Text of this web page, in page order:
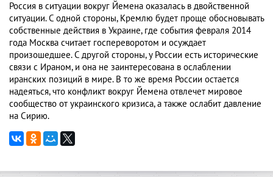
Россия в ситуации вокруг Йемена оказалась в двойственной
ситуации. С одной стороны, Кремлю будет проще обосновывать
собственные действия в Украине, где события февраля 2014
года Москва считает госпереворотом и осуждает
произошедшее. С другой стороны, у России есть исторические
связи с Ираном, и она не заинтересована в ослаблении
иранских позиций в мире. В то же время России остается
надеяться, что конфликт вокруг Йемена отвлечет мировое
сообщество от украинского кризиса, а также ослабит давление
на Сирию.